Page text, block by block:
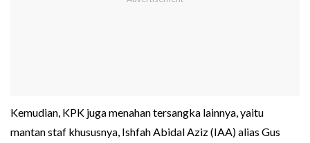
Kemudian, KPK juga menahan tersangka lainnya, yaitu
mantan staf khususnya, Ishfah Abidal Aziz (IAA) alias Gus